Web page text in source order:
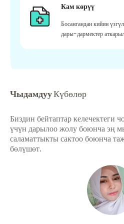
Кам көрүү
Босангандан кийин
дары-дармектер
ЧыдамдууКүбөлөр
Биздин бейтаптар келечектеги
үчүн дарылоо жолу боюнча эң
саламаттыкты сактоо боюнча
бөлүшөт.